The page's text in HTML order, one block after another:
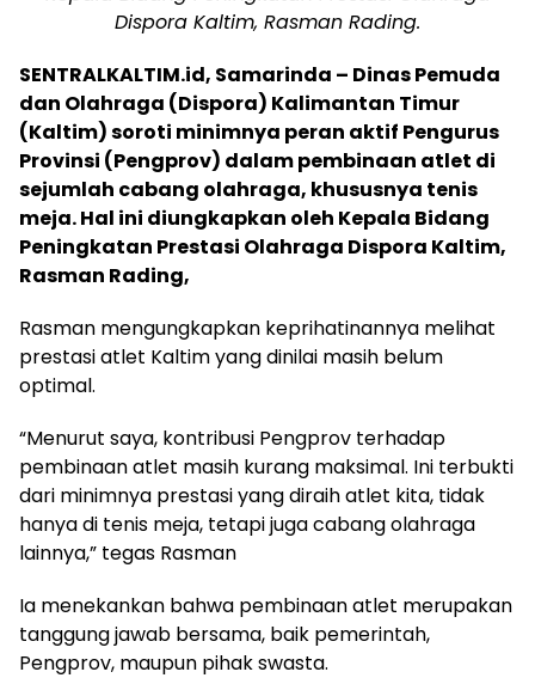
Dispora Kaltim, Rasman Rading.
SENTRALKALTIM.id, Samarinda – Dinas Pemuda
dan Olahraga (Dispora) Kalimantan Timur
(Kaltim) soroti minimnya peran aktif Pengurus
Provinsi (Pengprov) dalam pembinaan atlet di
sejumlah cabang olahraga, khususnya tenis
meja. Hal ini diungkapkan oleh Kepala Bidang
Peningkatan Prestasi Olahraga Dispora Kaltim,
Rasman Rading,
Rasman mengungkapkan keprihatinannya melihat
prestasi atlet Kaltim yang dinilai masih belum
optimal.
“Menurut saya, kontribusi Pengprov terhadap
pembinaan atlet masih kurang maksimal. Ini terbukti
dari minimnya prestasi yang diraih atlet kita, tidak
hanya di tenis meja, tetapi juga cabang olahraga
lainnya,” tegas Rasman
Ia menekankan bahwa pembinaan atlet merupakan
tanggung jawab bersama, baik pemerintah,
Pengprov, maupun pihak swasta.